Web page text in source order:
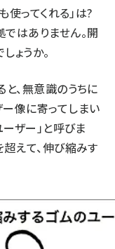
使ってくれる」は?
はありません。開
ょうか。
、無意識のうちに
像に寄ってしまい
ザー」と呼びま
えて、伸び縮みす